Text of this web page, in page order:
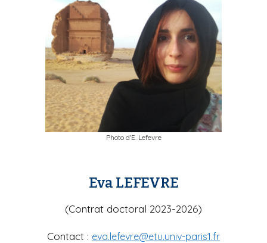
Photo d'E. Lefevre
Eva LEFEVRE
(Contrat doctoral 2023-2026)
Contact : eva.lefevre@etu.univ-paris1.fr